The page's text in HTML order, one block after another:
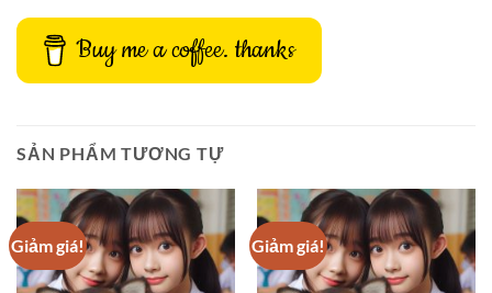
Buy me a coffee. thanks
SẢN PHẨM TƯƠNG TỰ
Giảm giá! Giảm giá!